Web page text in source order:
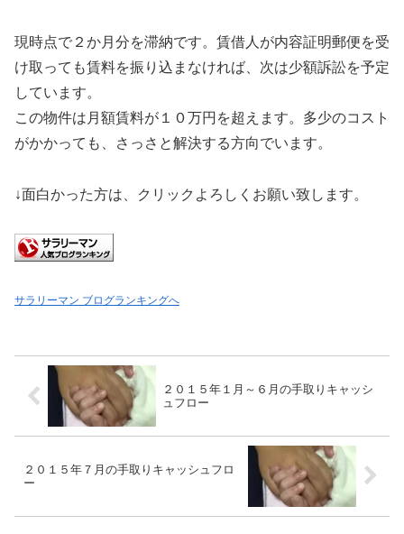
現時点で２か月分を滞納です。賃借人が内容証明郵便を受
け取っても賃料を振り込まなければ、次は少額訴訟を予定
しています。
この物件は月額賃料が１０万円を超えます。多少のコスト
がかかっても、さっさと解決する方向でいます。
↓面白かった方は、クリックよろしくお願い致します。
サラリーマン ブログランキングへ
２０１５年１月～６月の手取りキャッシ
ュフロー
２０１５年７月の手取りキャッシュフロ
ー